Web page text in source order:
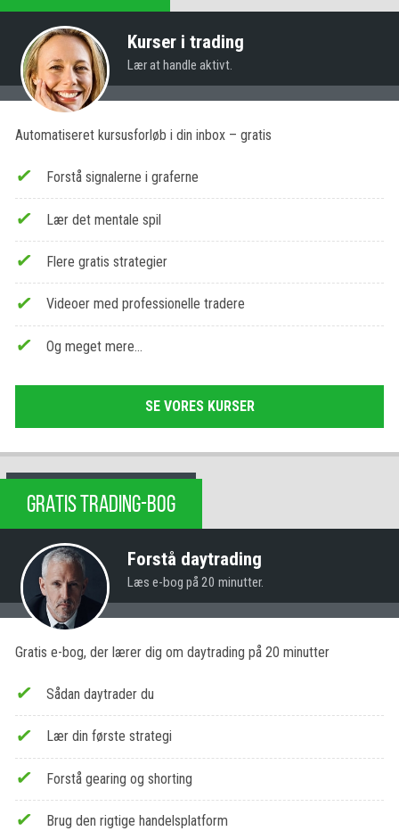
Kurser i trading
Lær at handle aktivt.
Automatiseret kursusforløb i din inbox – gratis
Forstå signalerne i graferne
Lær det mentale spil
Flere gratis strategier
Videoer med professionelle tradere
Og meget mere…
SE VORES KURSER
GRATIS TRADING-BOG
Forstå daytrading
Læs e-bog på 20 minutter.
Gratis e-bog, der lærer dig om daytrading på 20 minutter
Sådan daytrader du
Lær din første strategi
Forstå gearing og shorting
Brug den rigtige handelsplatform